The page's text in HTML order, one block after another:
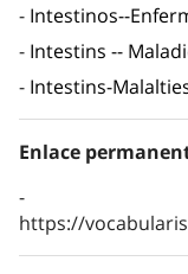
Intestinos--
Intestins --
Intestins-
Enlace
https://